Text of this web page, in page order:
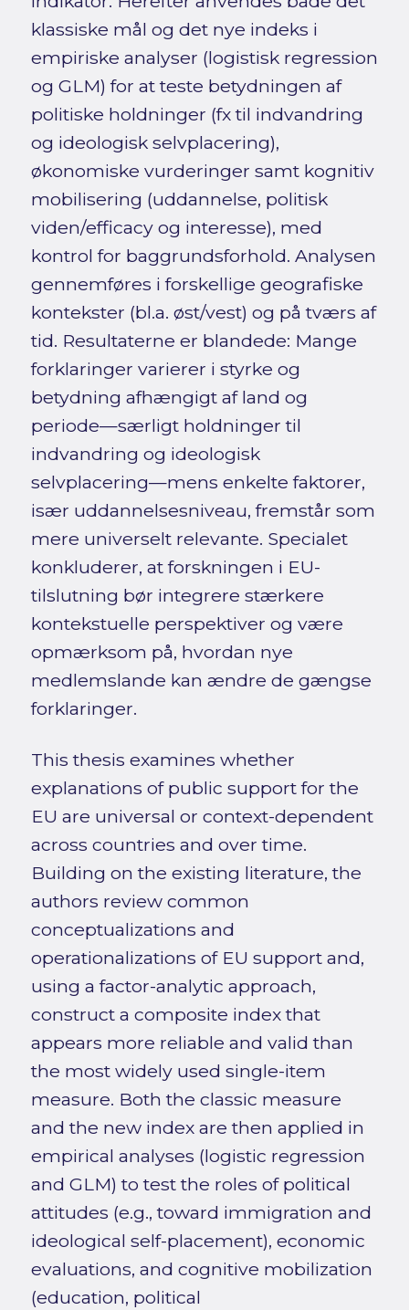
klassiske mål og det nye indeks i
empiriske analyser (logistisk regression
og GLM) for at teste betydningen af
politiske holdninger (fx til indvandring
og ideologisk selvplacering),
økonomiske vurderinger samt kognitiv
mobilisering (uddannelse, politisk
viden/efficacy og interesse), med
kontrol for baggrundsforhold. Analysen
gennemføres i forskellige geografiske
kontekster (bl.a. øst/vest) og på tværs af
tid. Resultaterne er blandede: Mange
forklaringer varierer i styrke og
betydning afhængigt af land og
periode—særligt holdninger til
indvandring og ideologisk
selvplacering—mens enkelte faktorer,
især uddannelsesniveau, fremstår som
mere universelt relevante. Specialet
konkluderer, at forskningen i EU-
tilslutning bør integrere stærkere
kontekstuelle perspektiver og være
opmærksom på, hvordan nye
medlemslande kan ændre de gængse
forklaringer.
This thesis examines whether
explanations of public support for the
EU are universal or context-dependent
across countries and over time.
Building on the existing literature, the
authors review common
conceptualizations and
operationalizations of EU support and,
using a factor-analytic approach,
construct a composite index that
appears more reliable and valid than
the most widely used single-item
measure. Both the classic measure
and the new index are then applied in
empirical analyses (logistic regression
and GLM) to test the roles of political
attitudes (e.g., toward immigration and
ideological self-placement), economic
evaluations, and cognitive mobilization
(education, political